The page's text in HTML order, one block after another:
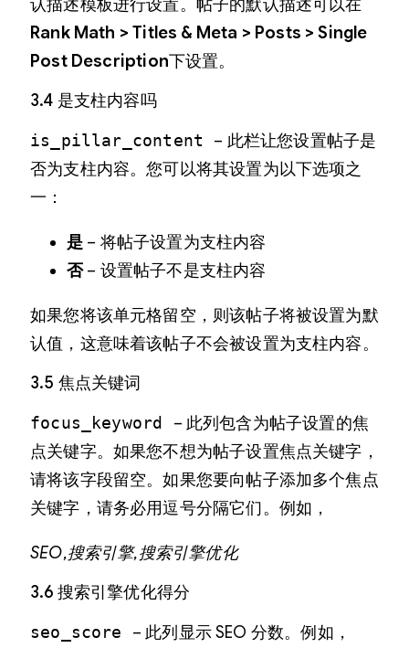
认描述模板进行设置。帖子的默认描述可以在
Rank Math > Titles & Meta > Posts > Single
Post Description下设置。
3.4 是支柱内容吗
is_pillar_content – 此栏让您设置帖子是
否为支柱内容。您可以将其设置为以下选项之
一：
是 – 将帖子设置为支柱内容
否– 设置帖子不是支柱内容
如果您将该单元格留空，则该帖子将被设置为默
认值，这意味着该帖子不会被设置为支柱内容。
3.5 焦点关键词
focus_keyword – 此列包含为帖子设置的焦
点关键字。如果您不想为帖子设置焦点关键字，
请将该字段留空。如果您要向帖子添加多个焦点
关键字，请务必用逗号分隔它们。例如，
SEO,搜索引擎,搜索引擎优化
3.6 搜索引擎优化得分
seo_score – 此列显示 SEO 分数。例如，